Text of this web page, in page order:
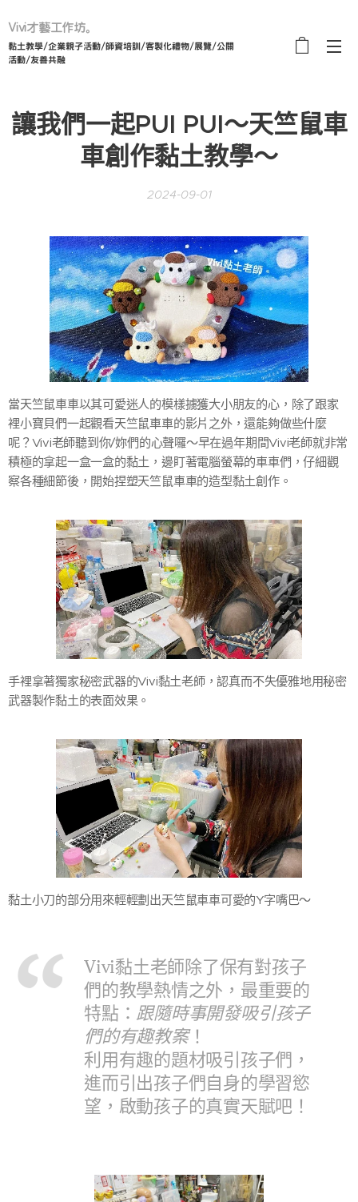
Vivi才藝工作坊。
黏土教學/企業親子活動/師資培訓/客製化禮物/展覽/公關
活動/友善共融
讓我們一起PUI PUI～天竺鼠車
車創作黏土教學～
2024-09-01
當天竺鼠車車以其可愛迷人的模樣擄獲大小朋友的心，除了跟家
裡小寶貝們一起觀看天竺鼠車車的影片之外，還能夠做些什麼
呢？Vivi老師聽到你/妳們的心聲囉～早在過年期間Vivi老師就非常
積極的拿起一盒一盒的黏土，邊盯著電腦螢幕的車車們，仔細觀
察各種細節後，開始捏塑天竺鼠車車的造型黏土創作。
手裡拿著獨家秘密武器的Vivi黏土老師，認真而不失優雅地用秘密
武器製作黏土的表面效果。
黏土小刀的部分用來輕輕劃出天竺鼠車車可愛的Y字嘴巴～
Vivi黏土老師除了保有對孩子
們的教學熱情之外，最重要的
特點： 跟隨時事開發吸引孩子
們的有趣教案！
利用有趣的題材吸引孩子們，
進而引出孩子們自身的學習慾
望，啟動孩子的真實天賦吧！